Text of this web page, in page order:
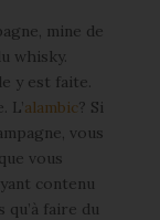
mine de
whisky.
y est faite.
L’alambic? Si
vous
vous
contenu
faire du